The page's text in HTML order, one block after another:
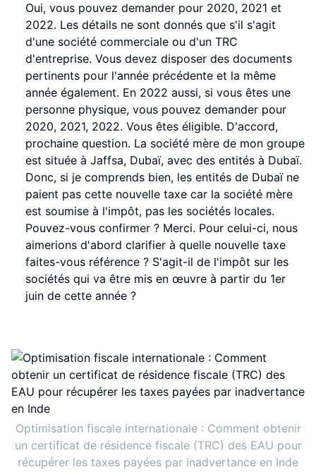
Oui, vous pouvez demander pour 2020, 2021 et
2022. Les détails ne sont donnés que s'il s'agit
d'une société commerciale ou d'un TRC
d'entreprise. Vous devez disposer des documents
pertinents pour l'année précédente et la même
année également. En 2022 aussi, si vous êtes une
personne physique, vous pouvez demander pour
2020, 2021, 2022. Vous êtes éligible. D'accord,
prochaine question. La société mère de mon groupe
est située à Jaffsa, Dubaï, avec des entités à Dubaï.
Donc, si je comprends bien, les entités de Dubaï ne
paient pas cette nouvelle taxe car la société mère
est soumise à l'impôt, pas les sociétés locales.
Pouvez-vous confirmer ? Merci. Pour celui-ci, nous
aimerions d'abord clarifier à quelle nouvelle taxe
faites-vous référence ? S'agit-il de l'impôt sur les
sociétés qui va être mis en œuvre à partir du 1er
juin de cette année ?
Optimisation fiscale internationale : Comment obtenir
un certificat de résidence fiscale (TRC) des EAU pour
récupérer les taxes payées par inadvertance en Inde